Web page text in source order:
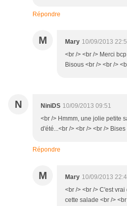
Répondre
M Mary 10/09/2013
<br /> <br /> Merci
Bisous <br /> <br />
N NiniDS 10/09/2013 09:51
<br /> Hmmm, une jolie petite
d'été...<br /> <br /> <br />
Répondre
M Mary 10/09/2013
<br /> <br /> C'est
cette salade <br />